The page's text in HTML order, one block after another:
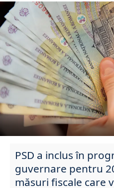
PSD a inclus în
guvernare pentru
măsuri fiscale care